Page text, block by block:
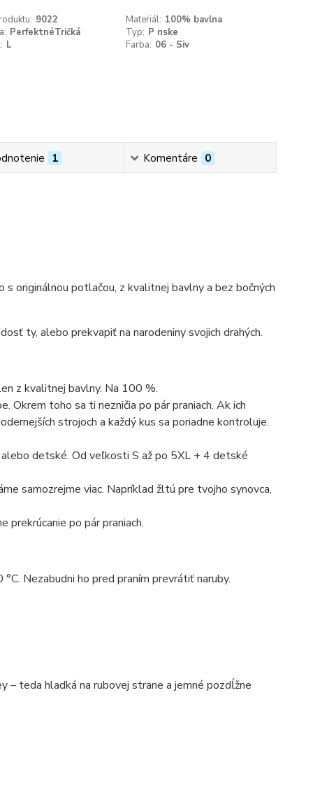
9022 Materiál: 100% bavlna
PerfektnéTričká Typ: P nske
L Farba: 06 - Siv
1 Komentáre 0
originálnou potlačou, z kvalitnej bavlny a bez bočných
ty, alebo prekvapiť na narodeniny svojich drahých.
z kvalitnej bavlny. Na 100 %.
Okrem toho sa ti nezničia po pár praniach. Ak ich
strojoch a každý kus sa poriadne kontroluje.
detské. Od veľkosti S až po 5XL + 4 detské
samozrejme viac. Napríklad žltú pre tvojho synovca,
prekrúcanie po pár praniach.
Nezabudni ho pred praním prevrátiť naruby.
teda hladká na rubovej strane a jemné pozdĺžne